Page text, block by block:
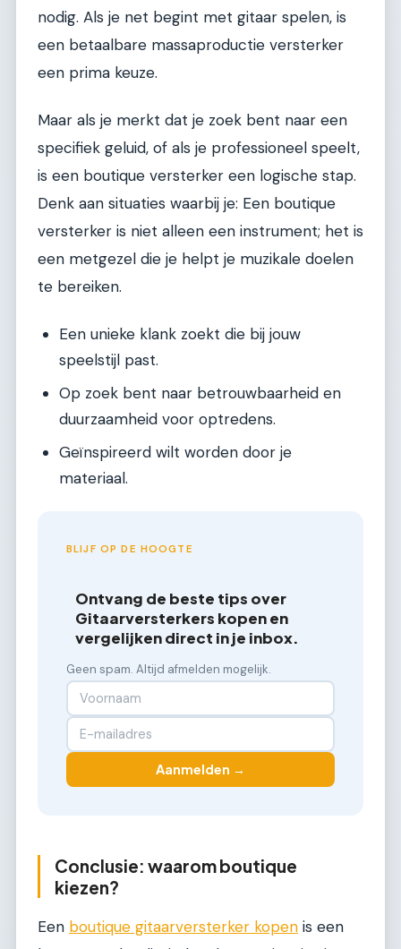
nodig. Als je net begint met gitaar spelen, is
een betaalbare massaproductie versterker
een prima keuze.
Maar als je merkt dat je zoek bent naar een
specifiek geluid, of als je professioneel speelt,
is een boutique versterker een logische stap.
Denk aan situaties waarbij je: Een boutique
versterker is niet alleen een instrument; het is
een metgezel die je helpt je muzikale doelen
te bereiken.
Een unieke klank zoekt die bij jouw
speelstijl past.
Op zoek bent naar betrouwbaarheid en
duurzaamheid voor optredens.
Geïnspireerd wilt worden door je
materiaal.
BLIJF OP DE HOOGTE
Ontvang de beste tips over
Gitaarversterkers kopen en
vergelijken direct in je inbox.
Geen spam. Altijd afmelden mogelijk.
Aanmelden →
Conclusie: waarom boutique
kiezen?
Een boutique gitaarversterker kopen is een